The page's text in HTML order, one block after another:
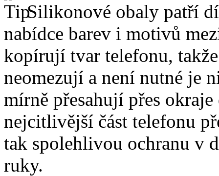
Silikonové obaly patří
nabídce barev i motivů
kopírují tvar telefonu,
neomezují a není nutné je
mírně přesahují přes
nejcitlivější část telefonu
tak spolehlivou ochranu v
ruky.